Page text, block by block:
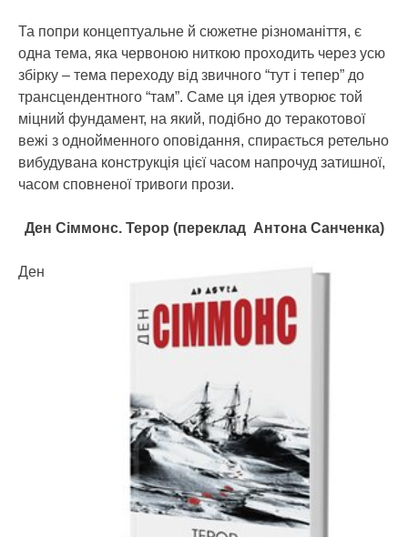
Та попри концептуальне й сюжетне різноманіття, є
одна тема, яка червоною ниткою проходить через усю
збірку – тема переходу від звичного “тут і тепер” до
трансцендентного “там”. Саме ця ідея утворює той
міцний фундамент, на який, подібно до теракотової
вежі з однойменного оповідання, спирається ретельно
вибудувана конструкція цієї часом напрочуд затишної,
часом сповненої тривоги прози.
Ден Сіммонс. Терор (переклад Антона Санченка)
Ден